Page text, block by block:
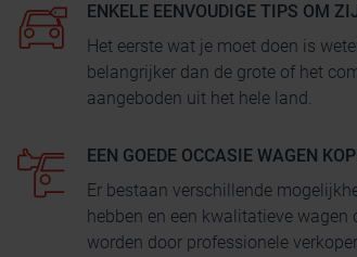
ENKELE EENVOUDIGE TIPS OM
Het eerste wat je moet doen is
belangrijker dan de grote of het
aangeboden uit het hele land.
EEN GOEDE OCCASIE WAGEN
Er bestaan verschillende
hebben en een kwalitatieve
worden door professionele